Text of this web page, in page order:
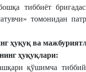
тиббиёт
томонидан
ҳуқуқ ва
ҳуқуқлари:
қўшимча